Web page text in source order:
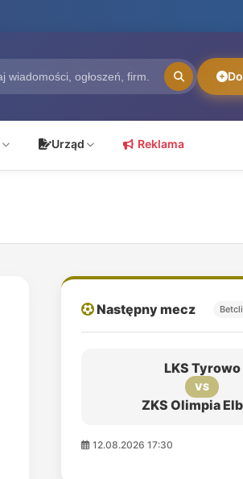
Urząd Reklama
Następny mecz
LKS Tyrowo
VS
ZKS Olimpia
12.08.2026 17:30